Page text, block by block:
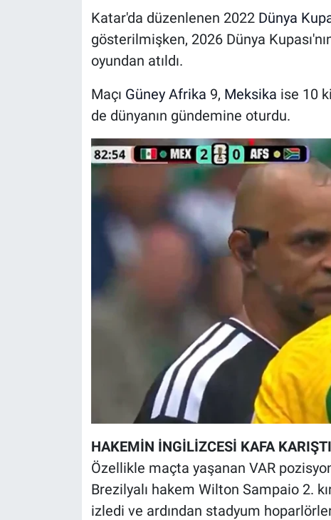
Katar'da düzenlenen 2022 Dünya
gösterilmişken, 2026 Dünya
oyundan atıldı.
Maçı Güney Afrika 9, Meksika ise 10
de dünyanın gündemine oturdu.
HAKEMİN İNGİLİZCESİ KAFA
Özellikle maçta yaşanan VAR
Brezilyalı hakem Wilton Sampaio 2.
izledi ve ardından stadyum